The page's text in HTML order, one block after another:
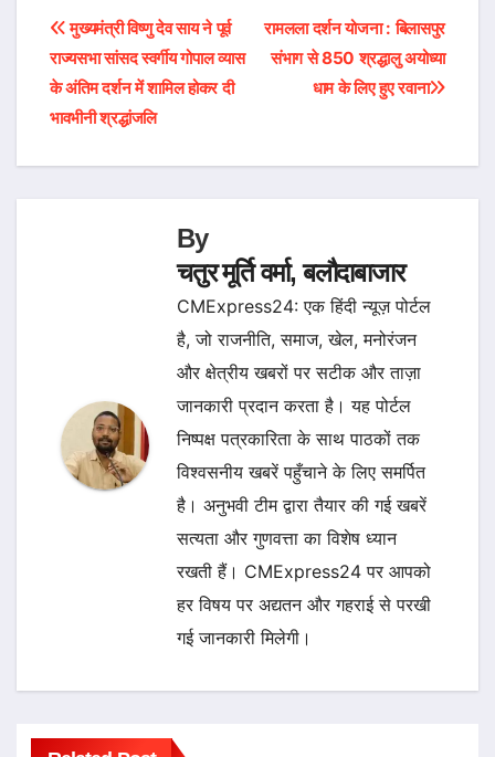
Post
navigation
रामलला दर्शन योजना : बिलासपुर
संभाग से 850 श्रद्धालु अयोध्या
धाम के लिए हुए रवाना
मुख्यमंत्री विष्णु देव साय ने पूर्व
राज्यसभा सांसद स्वर्गीय गोपाल व्यास
के अंतिम दर्शन में शामिल होकर दी
भावभीनी श्रद्धांजलि
By
चतुर मूर्ति वर्मा, बलौदाबाजार
CMExpress24: एक हिंदी न्यूज़ पोर्टल
है, जो राजनीति, समाज, खेल, मनोरंजन
और क्षेत्रीय खबरों पर सटीक और ताज़ा
जानकारी प्रदान करता है। यह पोर्टल
निष्पक्ष पत्रकारिता के साथ पाठकों तक
विश्वसनीय खबरें पहुँचाने के लिए समर्पित
है। अनुभवी टीम द्वारा तैयार की गई खबरें
सत्यता और गुणवत्ता का विशेष ध्यान
रखती हैं। CMExpress24 पर आपको
हर विषय पर अद्यतन और गहराई से परखी
गई जानकारी मिलेगी।